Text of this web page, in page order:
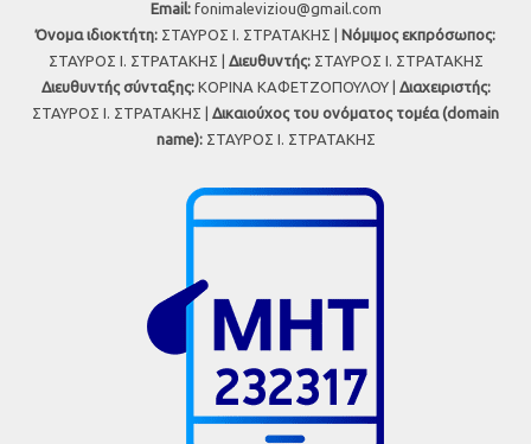
Εmail: fonimaleviziou@gmail.com
Όνομα ιδιοκτήτη: ΣΤΑΥΡΟΣ Ι. ΣΤΡΑΤΑΚΗΣ | Νόμιμος εκπρόσωπος:
ΣΤΑΥΡΟΣ Ι. ΣΤΡΑΤΑΚΗΣ | Διευθυντής:ΣΤΑΥΡΟΣ Ι. ΣΤΡΑΤΑΚΗΣ
Διευθυντής σύνταξης:ΚΟΡΙΝΑ ΚΑΦΕΤΖΟΠΟΥΛΟΥ | Διαχειριστής:
ΣΤΑΥΡΟΣ Ι. ΣΤΡΑΤΑΚΗΣ | Δικαιούχος του ονόματος τομέα (domain
name):ΣΤΑΥΡΟΣ Ι. ΣΤΡΑΤΑΚΗΣ